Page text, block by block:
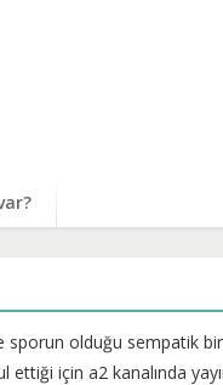
sporun olduğu sempatik
ettiği için a2 kanalında